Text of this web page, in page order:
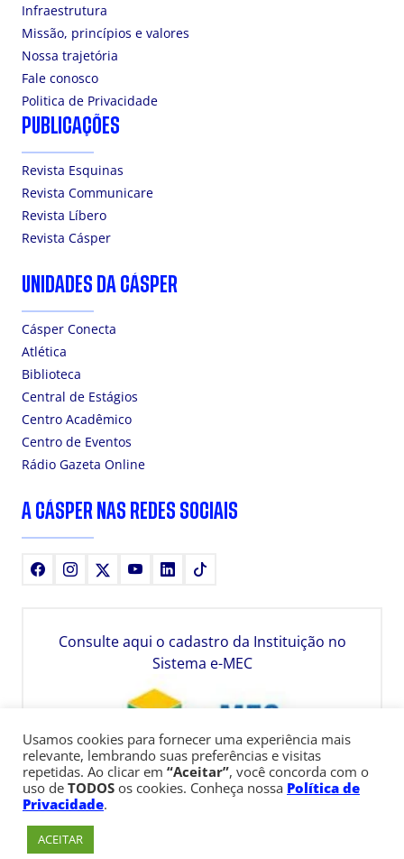
Infraestrutura
Missão, princípios e valores
Nossa trajetória
Fale conosco
Politica de Privacidade
PUBLICAÇÕES
Revista Esquinas
Revista Communicare
Revista Líbero
Revista Cásper
UNIDADES DA CÁSPER
Cásper Conecta
Atlética
Biblioteca
Central de Estágios
Centro Acadêmico
Centro de Eventos
Rádio Gazeta Online
A CÁSPER NAS REDES SOCIAIS
FacebookInstagram YoutubeLinkedIn
Consulte aqui o cadastro da Instituição no
Sistema e-MEC
Usamos cookies para fornecer uma experiência mais
relevante, lembrando suas preferências e visitas
repetidas. Ao clicar em “Aceitar”, você concorda com o
uso de TODOS os cookies. Conheça nossa Política de
Privacidade.
ACEITAR